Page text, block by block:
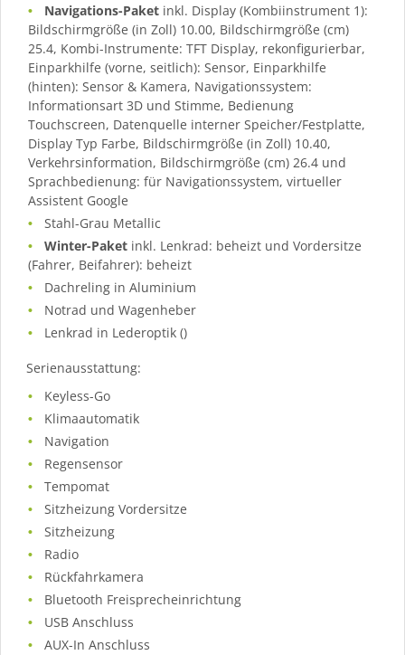
Navigations-Paket inkl. Display (Kombiinstrument 1):
Bildschirmgröße (in Zoll) 10.00, Bildschirmgröße (cm)
25.4, Kombi-Instrumente: TFT Display, rekonfigurierbar,
Einparkhilfe (vorne, seitlich): Sensor, Einparkhilfe
(hinten): Sensor & Kamera, Navigationssystem:
Informationsart 3D und Stimme, Bedienung
Touchscreen, Datenquelle interner Speicher/Festplatte,
Display Typ Farbe, Bildschirmgröße (in Zoll) 10.40,
Verkehrsinformation, Bildschirmgröße (cm) 26.4 und
Sprachbedienung: für Navigationssystem, virtueller
Assistent Google
Stahl-Grau Metallic
Winter-Paket inkl. Lenkrad: beheizt und Vordersitze
(Fahrer, Beifahrer): beheizt
Dachreling in Aluminium
Notrad und Wagenheber
Lenkrad in Lederoptik ()
Serienausstattung:
Keyless-Go
Klimaautomatik
Navigation
Regensensor
Tempomat
Sitzheizung Vordersitze
Sitzheizung
Radio
Rückfahrkamera
Bluetooth Freisprecheinrichtung
USB Anschluss
AUX-In Anschluss